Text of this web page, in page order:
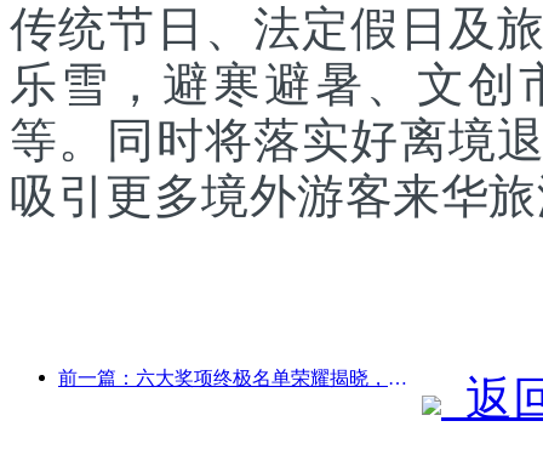
传统节日、法定假日及
乐雪，避寒避暑、文创
等。同时将落实好离境
吸引更多境外游客来华
前一篇：六大奖项终极名单荣耀揭晓，百余酒店及企业斩获年度奖项！
返